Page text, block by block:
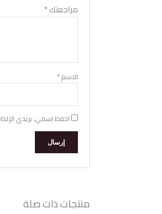
مراجعتك*
الاسم*
احفظ اسمي، بريدي
منتجات ذات صلة